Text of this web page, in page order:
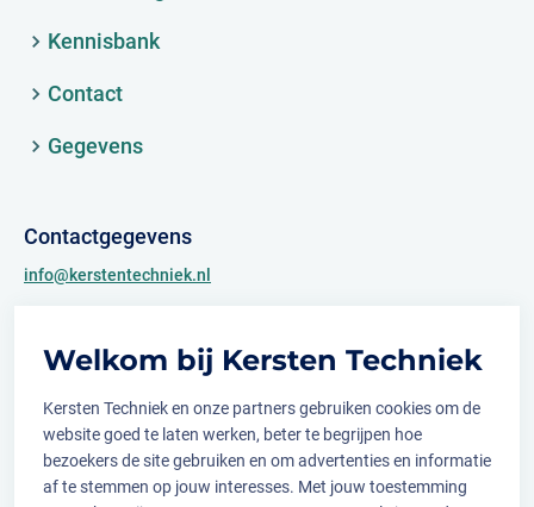
Welkom bij Kersten Techniek
Kersten Techniek en onze partners gebruiken cookies om de
website goed te laten werken, beter te begrijpen hoe
bezoekers de site gebruiken en om advertenties en informatie
af te stemmen op jouw interesses. Met jouw toestemming
Kennisbank
Contact
Gegevens
Contactgegevens
info@kerstentechniek.nl
Archimedesweg 2
Volg ons op